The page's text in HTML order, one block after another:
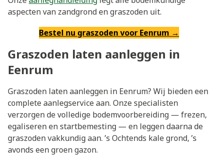
aspecten van zandgrond en graszoden uit.
Bestel nu graszoden voor Eenrum →
Graszoden laten aanleggen in
Eenrum
Graszoden laten aanleggen in Eenrum? Wij bieden een
complete aanlegservice aan. Onze specialisten
verzorgen de volledige bodemvoorbereiding — frezen,
egaliseren en startbemesting — en leggen daarna de
graszoden vakkundig aan. ’s Ochtends kale grond, ’s
avonds een groen gazon.